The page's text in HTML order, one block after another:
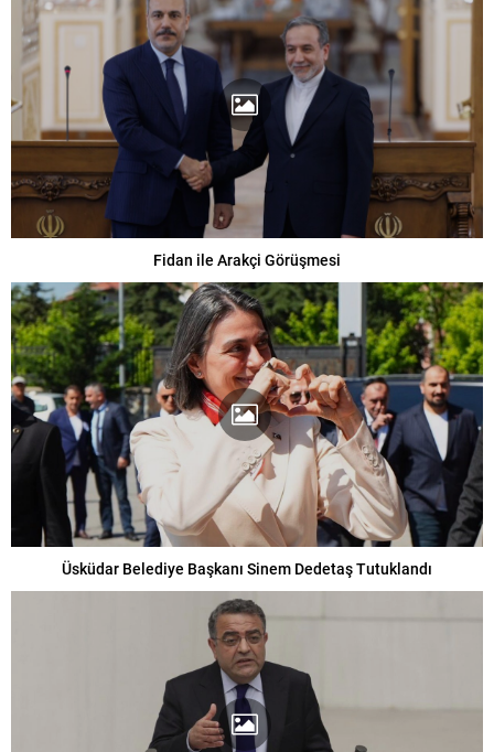
Fidan ile Arakçi Görüşmesi
Üsküdar Belediye Başkanı Sinem Dedetaş Tutuklandı